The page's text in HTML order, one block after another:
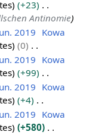
+23
Antinomie
2019 Kowa
0
2019 Kowa
+99
2019 Kowa
+4
2019 Kowa
+580